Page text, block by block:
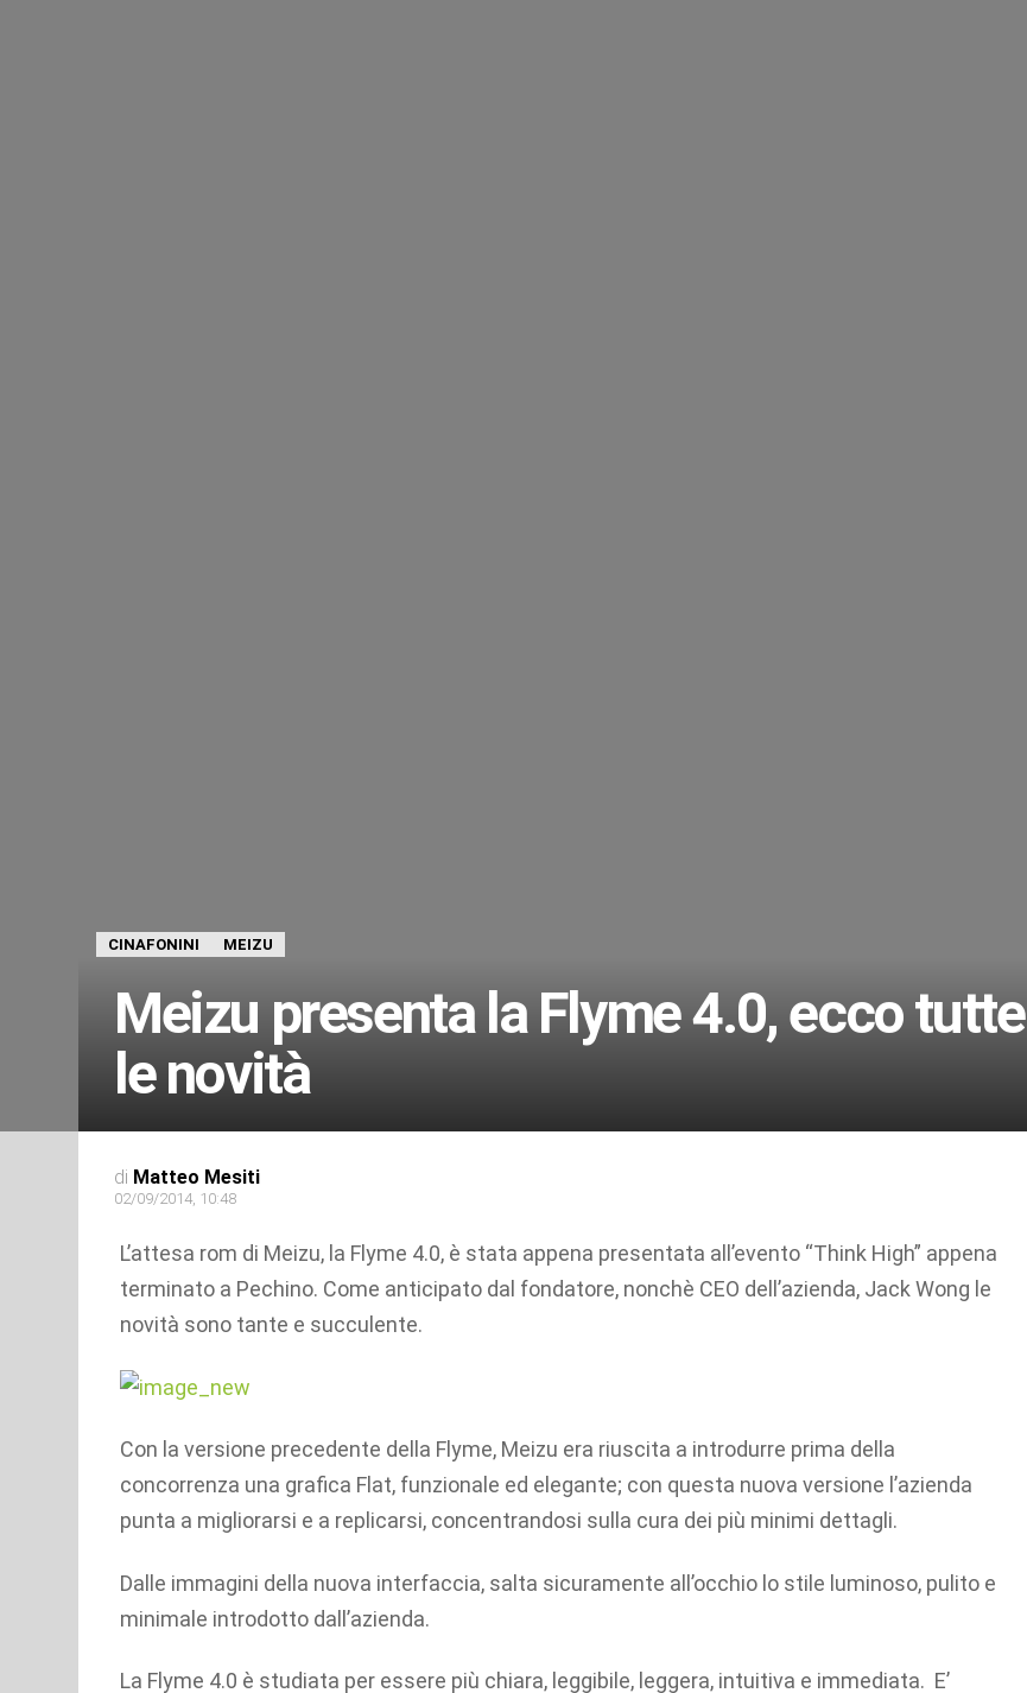
CINAFONINI MEIZU
Meizu presenta la Flyme 4.0, ecco tutte
le novità
di Matteo Mesiti
02/09/2014, 10:48
L’attesa rom di Meizu, la Flyme 4.0, è stata appena presentata all’evento “Think High” appena
terminato a Pechino. Come anticipato dal fondatore, nonchè CEO dell’azienda, Jack Wong le
novità sono tante e succulente.
Con la versione precedente della Flyme, Meizu era riuscita a introdurre prima della
concorrenza una grafica Flat, funzionale ed elegante; con questa nuova versione l’azienda
punta a migliorarsi e a replicarsi, concentrandosi sulla cura dei più minimi dettagli.
Dalle immagini della nuova interfaccia, salta sicuramente all’occhio lo stile luminoso, pulito e
minimale introdotto dall’azienda.
La Flyme 4.0 è studiata per essere più chiara, leggibile, leggera, intuitiva e immediata. E’